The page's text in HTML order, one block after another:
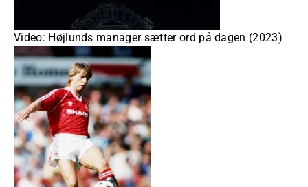
Video: Højlunds manager sætter ord på dagen (2023)